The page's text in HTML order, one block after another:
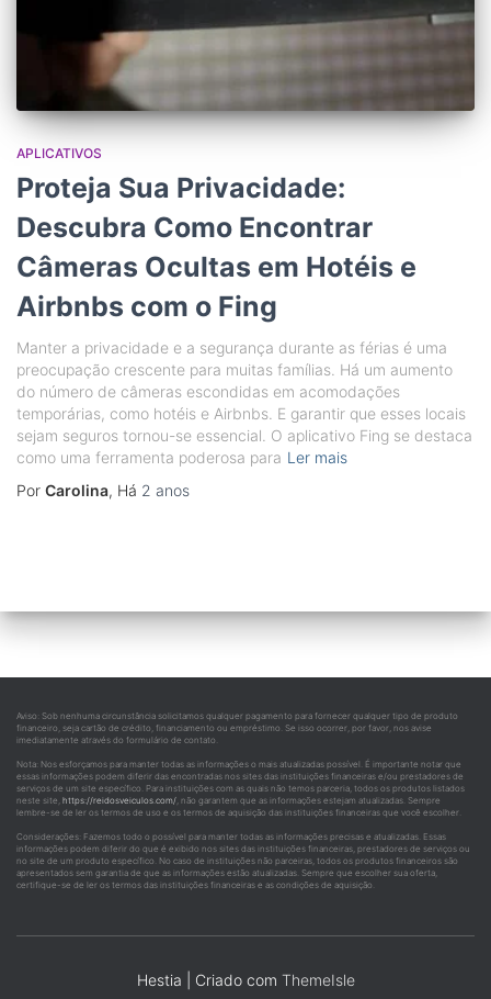
APLICATIVOS
Proteja Sua Privacidade:
Descubra Como Encontrar
Câmeras Ocultas em Hotéis e
Airbnbs com o Fing
Manter a privacidade e a segurança durante as férias é uma
preocupação crescente para muitas famílias. Há um aumento
do número de câmeras escondidas em acomodações
temporárias, como hotéis e Airbnbs. E garantir que esses locais
sejam seguros tornou-se essencial. O aplicativo Fing se destaca
como uma ferramenta poderosa para Ler mais
Por Carolina, Há 2 anos
Aviso: Sob nenhuma circunstância solicitamos qualquer pagamento para fornecer qualquer tipo de produto
financeiro, seja cartão de crédito, financiamento ou empréstimo. Se isso ocorrer, por favor, nos avise
imediatamente através do formulário de contato.
Nota: Nos esforçamos para manter todas as informações o mais atualizadas possível. É importante notar que
essas informações podem diferir das encontradas nos sites das instituições financeiras e/ou prestadores de
serviços de um site específico. Para instituições com as quais não temos parceria, todos os produtos listados
neste site, https://reidosveiculos.com/, não garantem que as informações estejam atualizadas. Sempre
lembre-se de ler os termos de uso e os termos de aquisição das instituições financeiras que você escolher.
Considerações: Fazemos todo o possível para manter todas as informações precisas e atualizadas. Essas
informações podem diferir do que é exibido nos sites das instituições financeiras, prestadores de serviços ou
no site de um produto específico. No caso de instituições não parceiras, todos os produtos financeiros são
apresentados sem garantia de que as informações estão atualizadas. Sempre que escolher sua oferta,
certifique-se de ler os termos das instituições financeiras e as condições de aquisição.
Hestia | Criado com ThemeIsle